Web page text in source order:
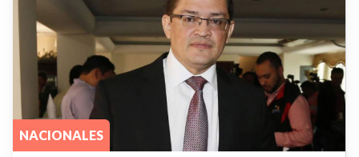
NACIONALES